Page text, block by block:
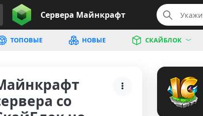
Сервера Майнкрафт
ТОПОВЫЕ НОВЫЕ СКАЙБЛОК
со